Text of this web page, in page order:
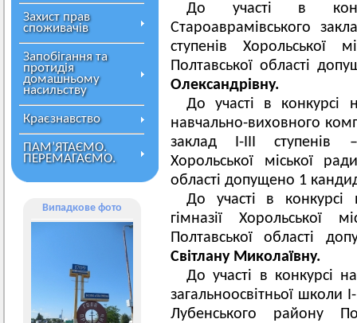
Захист прав
споживачів
Запобігання та
протидія
домашньому
насильству
Краєзнавство
ПАМ’ЯТАЄМО.
ПЕРЕМАГАЄМО.
Випадкове фото
До участі в
Староаврамівського
ступенів Хорольської
Полтавської області
Олександрівну.
До участі в конкурсі
навчально-виховного
заклад І-ІІІ ступенів
Хорольської міської
області допущено 1
До участі в конкурсі
гімназії Хорольської
Полтавської області
Світлану Миколаївну.
До участі в конкурсі
загальноосвітньої школи
Лубенського району